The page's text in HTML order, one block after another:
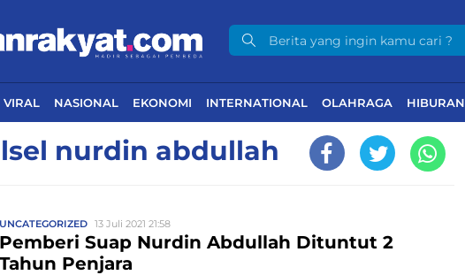
VIRAL NASIONAL EKONOMI INTERNATIONAL OLAHRAGA HIBURAN
nurdin abdullah
UNCATEGORIZED 13 Juli 2021 21:58
Pemberi Suap Nurdin Abdullah Dituntut 2
Tahun Penjara